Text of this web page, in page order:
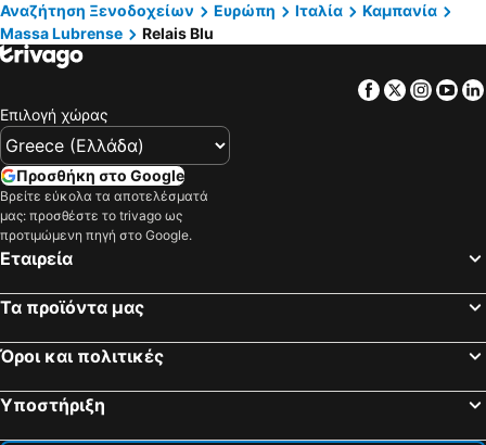
Αναζήτηση Ξενοδοχείων
Ευρώπη Ιταλία
Καμπανία
Massa Lubrense
Relais Blu
Facebook
Twitter
Επιλογή χώρας
Προσθήκη στο Google
Βρείτε εύκολα τα αποτελέσματά
μας: προσθέστε το trivago ως
προτιμώμενη πηγή στο Google.
Εταιρεία
Τα προϊόντα μας
Όροι και πολιτικές
Υποστήριξη